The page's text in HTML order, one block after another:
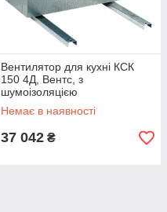
Вентилятор для кухні КСК
150 4Д, Вентс, з
шумоізоляцією
Немає в наявності
37 042 ₴